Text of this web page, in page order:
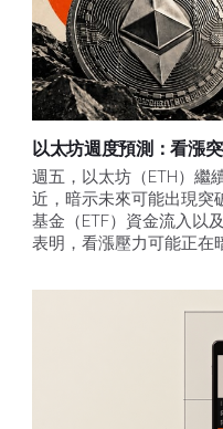
以太坊週度預測：看漲
週五，以太坊（ETH）繼
近，暗示未來可能出現突
基金（ETF）資金流入以
表明，看漲壓力可能正在